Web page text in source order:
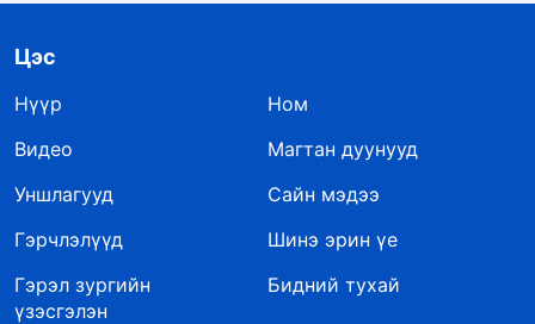
Цэс
Нүүр
Ном
Видео
Магтан дуунууд
Уншлагууд
Сайн мэдээ
Гэрчлэлүүд
Шинэ эрин үе
Гэрэл зургийн
үзэсгэлэн
Бидний тухай